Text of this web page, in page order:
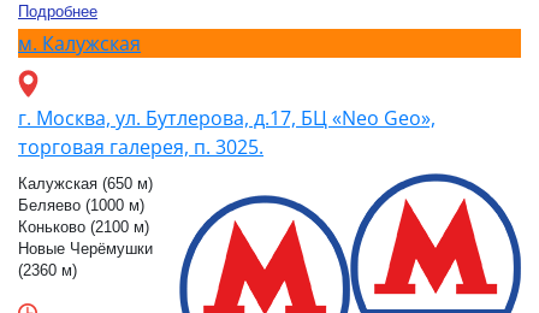
Подробнее
м. Калужская
г. Москва, ул. Бутлерова, д.17, БЦ «Neo Geo»,
торговая галерея, п. 3025.
Калужская (650 м)
Беляево (1000 м)
Коньково (2100 м)
Новые Черёмушки
(2360 м)